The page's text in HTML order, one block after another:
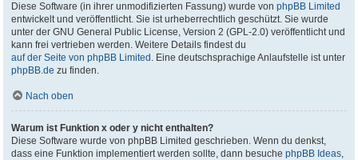
Diese Software (in ihrer unmodifizierten Fassung) wurde vonphpBB Limited
entwickelt und veröffentlicht. Sie ist urheberrechtlich geschützt. Sie wurde
unter der GNU General Public License, Version 2 (GPL-2.0) veröffentlicht und
kann frei vertrieben werden. Weitere Details findest du
auf der Seite von phpBB Limited . Eine deutschsprachige Anlaufstelle ist unter
phpBB.de zu finden.
Nach oben
Warum ist Funktion x oder y nicht enthalten?
Diese Software wurde von phpBB Limited geschrieben. Wenn du denkst,
dass eine Funktion implementiert werden sollte, dann besuchephpBB Ideas,